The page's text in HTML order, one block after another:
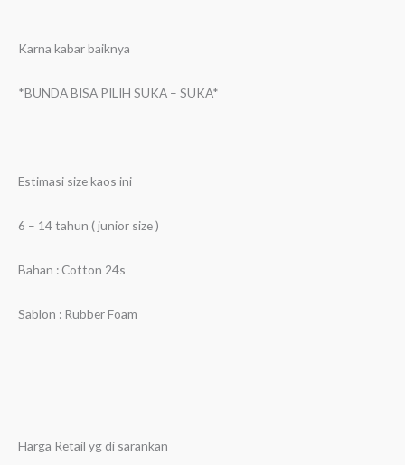
Karna kabar baiknya
*BUNDA BISA PILIH SUKA – SUKA*
Estimasi size kaos ini
6 – 14 tahun ( junior size )
Bahan : Cotton 24s
Sablon : Rubber Foam
Harga Retail yg di sarankan